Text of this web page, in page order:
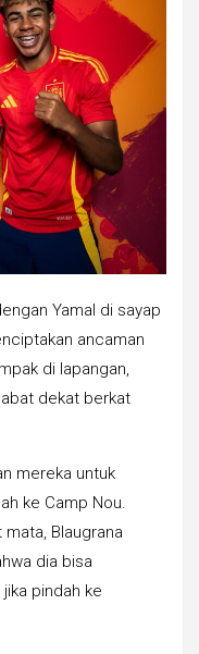
Yamal di sayap
ancaman
di lapangan,
dekat berkat
mereka untuk
ke Camp Nou.
Blaugrana
dia bisa
pindah ke